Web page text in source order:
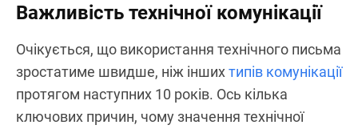
Важливість технічної комунікації
Очікується, що використання технічного письма
зростатиме швидше, ніж іншихтипів комунікації
протягом наступних 10 років. Ось кілька
ключових причин, чому значення технічної